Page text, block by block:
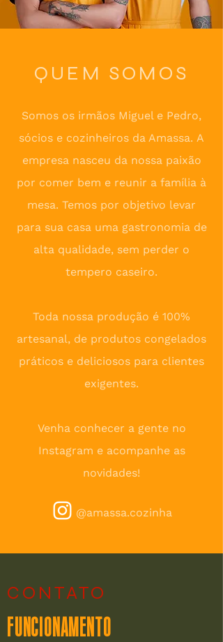
QUEM SOMOS
Somos os irmãos Miguel e Pedro,
sócios e cozinheiros da Amassa. A
empresa nasceu da nossa paixão
por comer bem e reunir a família à
mesa. Temos por objetivo levar
para sua casa uma gastronomia de
alta qualidade, sem perder o
tempero caseiro.
Toda nossa produção é 100%
artesanal, de produtos congelados
práticos e deliciosos para clientes
exigentes.
Venha conhecer a gente no
Instagram e acompanhe as
novidades!
@amassa.cozinha
CONTATO
FUNCIONAMENTO